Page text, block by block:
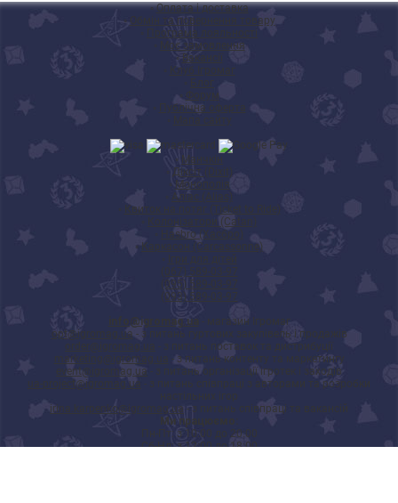
◦Оплата і доставка
◦ Обмін та повернення товару
Програма лояльності
Моє замовлення
◦ Вакансії
Клуб Ігромаг
Блог
◦ Форум
Публічна оферта
Мапа сайту
◦ Манчкін
◦ Діксіт (Dixit)
◦ Монополія
Аліас (Alias)
Квиток на потяг (Ticket to Ride)
Колонізатори (Catan)
Hasbro (Хасбро)
◦ Каркасон (Carcassonne)
Ігри для дітей
(067) 589-03-97
(095) 589-03-97
(093) 589-03-97
info@igromag.ua - магазин Ігромаг
opt@igromag.ua - з питань гуртових закупівель і продажів
order@igromag.ua - з питань поставок та дистрибуції
marketing@igromag.ua - з питань контенту та маркетингу
event@igromag.ua - з питань організації ігротек і заходів
ua-project@igromag.ua - з питань співпраці з авторами та розробки
настільних ігор
irina.karpenko@igromag.ua - з питань співпраці та вакансій
Ми працюємо:
Пн-Пт: з 10:00 до 20:00
Сб-Нд: з 12:00 до 18:00